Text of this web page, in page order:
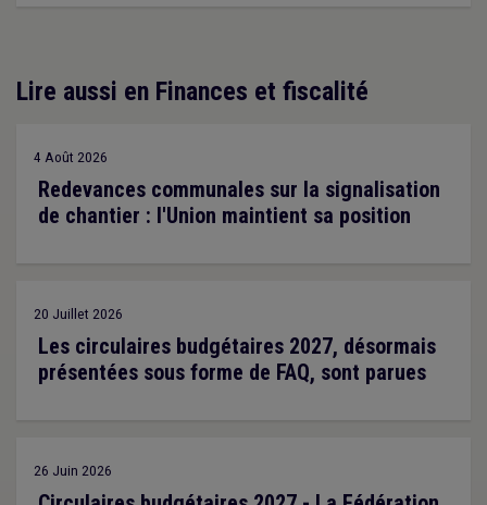
Lire aussi en Finances et fiscalité
4 Août 2026
Redevances communales sur la signalisation
de chantier : l'Union maintient sa position
20 Juillet 2026
Les circulaires budgétaires 2027, désormais
présentées sous forme de FAQ, sont parues
26 Juin 2026